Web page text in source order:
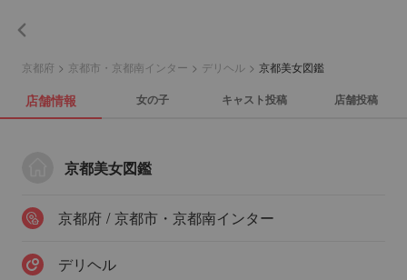
京都府 > 京都市・京都南インター > デリヘル > 京都美女図鑑
店舗情報 女の子 キャスト投稿 店舗投稿
京都美女図鑑
京都府 / 京都市・京都南インター
デリヘル